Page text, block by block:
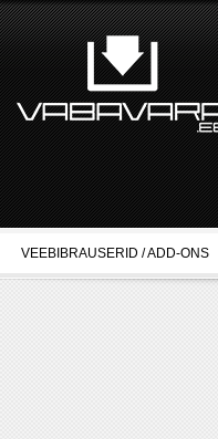
VEEBIBRAUSERID / ADD-ONS